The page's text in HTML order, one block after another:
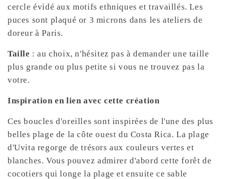
cercle évidé aux motifs ethniques et travaillés. Les
puces sont plaqué or 3 microns dans les ateliers de
doreur à Paris.
Taille : au choix, n'hésitez pas à demander une taille
plus grande ou plus petite si vous ne trouvez pas la
votre.
Inspiration en lien avec cette création
Ces boucles d'oreilles sont inspirées de l'une des plus
belles plage de la côte ouest du Costa Rica. La plage
d'Uvita regorge de trésors aux couleurs vertes et
blanches. Vous pouvez admirer d'abord cette forêt de
cocotiers qui longe la plage et ensuite ce sable